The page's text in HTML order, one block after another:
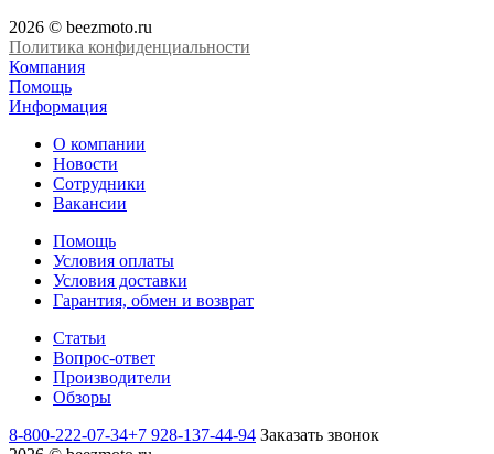
2026 © beezmoto.ru
Политика конфиденциальности
Компания
Помощь
Информация
О компании
Новости
Сотрудники
Вакансии
Помощь
Условия оплаты
Условия доставки
Гарантия, обмен и возврат
Статьи
Вопрос-ответ
Производители
Обзоры
8-800-222-07-34+7 928-137-44-94 Заказать звонок